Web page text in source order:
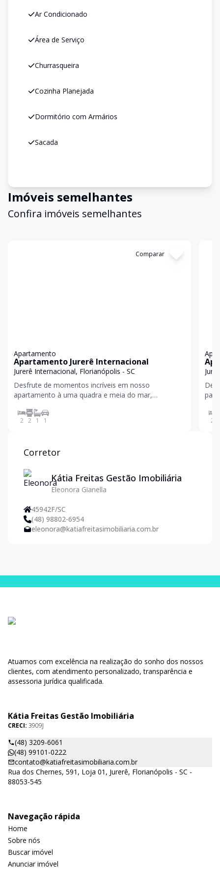
Ar Condicionado
Área de Serviço
Churrasqueira
Cozinha Planejada
Dormitório com Armários
Sacada
Imóveis semelhantes
Confira imóveis semelhantes
Comparar
Apartamento
Apartamento Jurerê Internacional
Jurerê Internacional, Florianópolis - SC
Desfrute de momentos incríveis em nosso
apartamento à uma quadra e meia do mar,
Internacional, em Florianópolis. Com 2 dormitórios,
sendo 1 suíte, e 2 banheiros sociais, este imóvel é
2 2 1 1
de
ou
2
Corretor
Kátia Freitas Gestão Imobiliária
Eleonora Gianella
45942F/SC
(48) 98802-6954
eleonora@katiafreitasimobiliaria.com.br
Atuamos com excelência na realização do sonho dos nossos
clientes, com atendimento personalizado, transparência e
assessoria jurídica qualificada.
Kátia Freitas Gestão Imobiliária
CRECI: 3909J
(48) 3209-6061
(48) 99101-0222
contato@katiafreitasimobiliaria.com.br
Rua dos Chernes, 591, Loja 01, Jurerê, Florianópolis - SC -
88053-545
Navegação rápida
Home
Sobre nós
Buscar imóvel
Anunciar imóvel